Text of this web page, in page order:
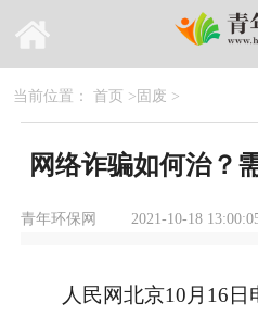
当前位置： 首页 >固废 >
网络诈骗如何治？
青年环保网 2021-10-18
人民网北京10月16日